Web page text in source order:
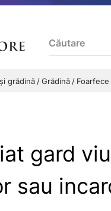
grădină Grădină
gard
sau